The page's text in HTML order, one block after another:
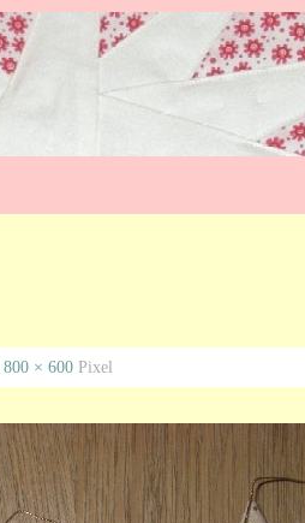
800 × 600 Pixel